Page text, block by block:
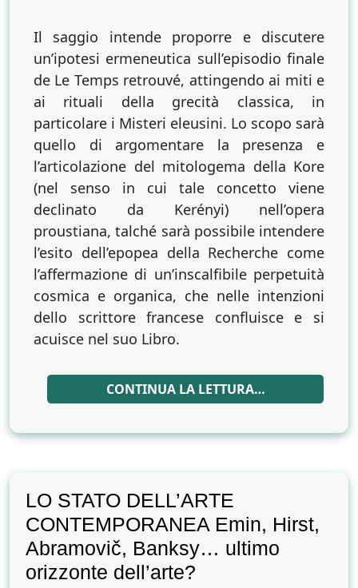
Palma]
Il saggio intende proporre e discutere
un’ipotesi ermeneutica sull’episodio finale
de Le Temps retrouvé, attingendo ai miti e
ai rituali della grecità classica, in
particolare i Misteri eleusini. Lo scopo sarà
quello di argomentare la presenza e
l’articolazione del mitologema della Kore
(nel senso in cui tale concetto viene
declinato da Kerényi) nell’opera
proustiana, talché sarà possibile intendere
l’esito dell’epopea della Recherche come
l’affermazione di un’inscalfibile perpetuità
cosmica e organica, che nelle intenzioni
dello scrittore francese confluisce e si
acuisce nel suo Libro.
CONTINUA LA LETTURA…
LO STATO DELL’ARTE
CONTEMPORANEA Emin, Hirst,
Abramovič, Banksy… ultimo
orizzonte dell’arte?